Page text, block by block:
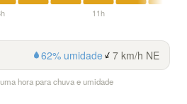
11h
62% umidade 7 km/h NE
hora para chuva e umidade